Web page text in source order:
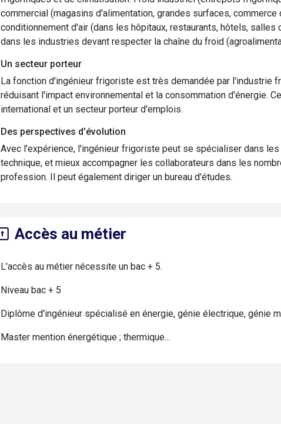
commercial (magasins d'alimentation, grandes surfaces,
conditionnement d'air (dans les hôpitaux, restaurants, hôtels,
dans les industries devant respecter la chaîne du froid
Un secteur porteur
La fonction d'ingénieur frigoriste est très demandée par l'industrie
réduisant l'impact environnemental et la consommation d'énergie.
international et un secteur porteur d'emplois.
Des perspectives d'évolution
Avec l'expérience, l'ingénieur frigoriste peut se spécialiser dans
technique, et mieux accompagner les collaborateurs dans les
profession. Il peut également diriger un bureau d'études.
Accès au métier
L'accès au métier nécessite un bac + 5.
Niveau bac + 5
Diplôme d'ingénieur spécialisé en énergie, génie électrique, génie
Master mention énergétique ; thermique...